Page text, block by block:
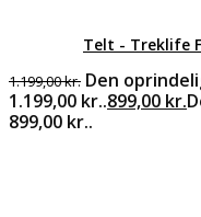
Telt - Treklife
1.199,00kr. Den
1.199,00 kr..899,00 kr.
899,00 kr..